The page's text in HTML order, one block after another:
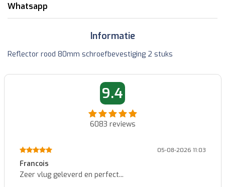
Whatsapp
Informatie
Reflector rood 80mm schroefbevestiging 2 stuks
9.4
6083 reviews
05-08-2026 11:03
Identieke nummerplaat zoals de